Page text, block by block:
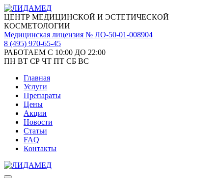
ЦЕНТР МЕДИЦИНСКОЙ И ЭСТЕТИЧЕСКОЙ
КОСМЕТОЛОГИИ
Медицинская лицензия № ЛО-50-01-008904
8 (495) 970-65-45
РАБОТАЕМ С 10:00 ДО 22:00
ПН ВТ СР ЧТ ПТ СБ ВС
Главная
Услуги
Препараты
Цены
Акции
Новости
Статьи
FAQ
Контакты